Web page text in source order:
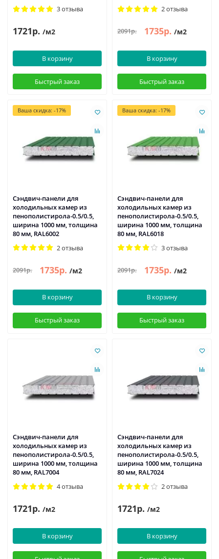
3 отзыва
1721р. /м2
В корзину
Быстрый заказ
2 отзыва
2091р. 1735р. /м2
В корзину
Быстрый заказ
Ваша скидка: -17%
Сэндвич-панели для
холодильных камер из
пенополистирола-0.5/0.5,
ширина 1000 мм, толщина
80 мм, RAL6002
2 отзыва
2091р. 1735р. /м2
В корзину
Быстрый заказ
Ваша скидка: -17%
Сэндвич-панели для
холодильных камер из
пенополистирола-0.5/0.5,
ширина 1000 мм, толщина
80 мм, RAL6018
3 отзыва
2091р. 1735р. /м2
В корзину
Быстрый заказ
Сэндвич-панели для
холодильных камер из
пенополистирола-0.5/0.5,
ширина 1000 мм, толщина
80 мм, RAL7004
4 отзыва
1721р. /м2
В корзину
Сэндвич-панели для
холодильных камер из
пенополистирола-0.5/0.5,
ширина 1000 мм, толщина
80 мм, RAL7024
2 отзыва
1721р. /м2
В корзину